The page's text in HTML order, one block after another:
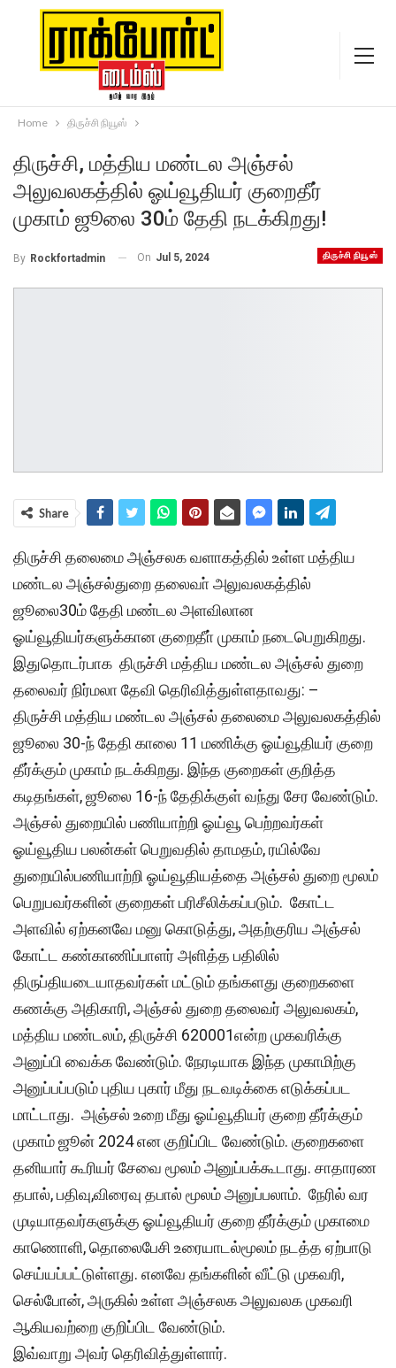
Home திருச்சி நியூஸ்
திருச்சி, மத்திய மண்டல அஞ்சல்
அலுவலகத்தில் ஓய்வூதியர் குறைதீர்
முகாம் ஜூலை 30ம் தேதி நடக்கிறது!
திருச்சி நியூஸ்
By Rockfortadmin On Jul 5, 2024
Share
திருச்சி தலைமை அஞ்சலக வளாகத்தில் உள்ள மத்திய
மண்டல அஞ்சல்துறை தலைவா் அலுவலகத்தில்
ஜூலை30ம் தேதி மண்டல அளவிலான
ஓய்வூதியர்களுக்கான குறைதீா் முகாம் நடைபெறுகிறது.
இதுதொடர்பாக திருச்சி மத்திய மண்டல அஞ்சல் துறை
தலைவர் நிர்மலா தேவி தெரிவித்துள்ளதாவது: –
திருச்சி மத்திய மண்டல அஞ்சல் தலைமை அலுவலகத்தில்
ஜூலை 30-ந் தேதி காலை 11 மணிக்கு ஓய்வூதியர் குறை
தீர்க்கும் முகாம் நடக்கிறது. இந்த குறைகள் குறித்த
கடிதங்கள், ஜூலை 16-ந் தேதிக்குள் வந்து சேர வேண்டும்.
அஞ்சல் துறையில் பணியாற்றி ஓய்வூ பெற்றவர்கள்
ஓய்வூதிய பலன்கள் பெறுவதில் தாமதம், ரயில்வே
துறையில்பணியாற்றி ஓய்வூதியத்தை அஞ்சல் துறை மூலம்
பெறுபவர்களின் குறைகள் பரிசீலிக்கப்படும். கோட்ட
அளவில் ஏற்கனவே மனு கொடுத்து, அதற்குரிய அஞ்சல்
கோட்ட கண்காணிப்பாளர் அளித்த பதிலில்
திருப்தியடையாதவர்கள் மட்டும் தங்களது குறைகளை
கணக்கு அதிகாரி, அஞ்சல் துறை தலைவர் அலுவலகம்,
மத்திய மண்டலம், திருச்சி 620001என்ற முகவரிக்கு
அனுப்பி வைக்க வேண்டும். நேரடியாக இந்த முகாமிற்கு
அனுப்பப்படும் புதிய புகார் மீது நடவடிக்கை எடுக்கப்பட
மாட்டாது. அஞ்சல் உறை மீது ஓய்வூதியர் குறை தீர்க்கும்
முகாம் ஜூன் 2024 என குறிப்பிட வேண்டும். குறைகளை
தனியார் கூரியர் சேவை மூலம் அனுப்பக்கூடாது. சாதாரண
தபால், பதிவு,விரைவு தபால் மூலம் அனுப்பலாம். நேரில் வர
முடியாதவர்களுக்கு ஓய்வூதியர் குறை தீர்க்கும் முகாமை
காணொளி, தொலைபேசி உரையாடல்மூலம் நடத்த ஏற்பாடு
செய்யப்பட்டுள்ளது. எனவே தங்களின் வீட்டு முகவரி,
செல்போன், அருகில் உள்ள அஞ்சலக அலுவலக முகவரி
ஆகியவற்றை குறிப்பிட வேண்டும்.
இவ்வாறு அவர் தெரிவித்துள்ளார்.